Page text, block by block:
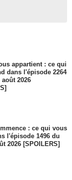
appartient : ce qui
dans l'épisode 2264
2026
: ce qui vous
l'épisode 1496 du
2026 [SPOILERS]